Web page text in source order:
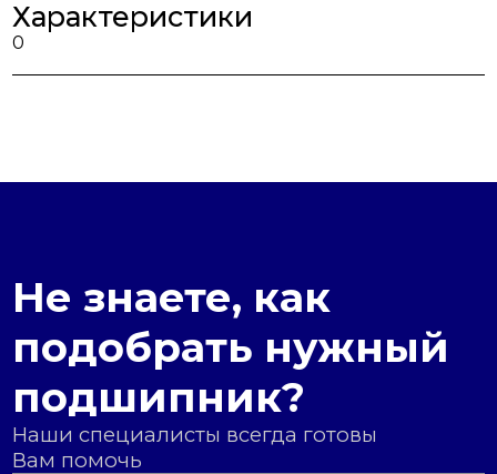
Характеристики
0
Не знаете, как
подобрать нужный
подшипник?
Наши специалисты всегда готовы
Вам помочь